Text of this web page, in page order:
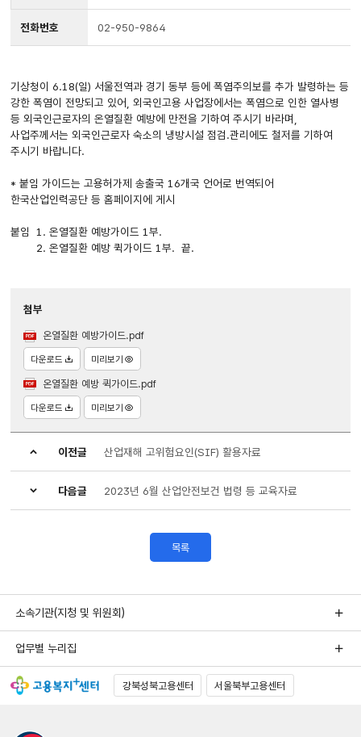
전화번호 02-950-9864
기상청이 6.18(일) 서울전역과 경기 동부 등에 폭염주의보를 추가 발령하는 등
강한 폭염이 전망되고 있어, 외국인고용 사업장에서는 폭염으로 인한 열사병
등 외국인근로자의 온열질환 예방에 만전을 기하여 주시기 바라며,
사업주께서는 외국인근로자 숙소의 냉방시설 점검.관리에도 철저를 기하여
주시기 바랍니다.
* 붙임 가이드는 고용허가제 송출국 16개국 언어로 번역되어
한국산업인력공단 등 홈페이지에 게시
붙임 1. 온열질환 예방가이드 1부.
2. 온열질환 예방 퀵가이드 1부. 끝.
첨부
온열질환 예방가이드.pdf
다운로드 미리보기
온열질환 예방 퀵가이드.pdf
다운로드 미리보기
이전글 산업재해 고위험요인(SIF) 활용자료
다음글 2023년 6월 산업안전보건 법령 등 교육자료
목록
소속기관(지청 및 위원회)
업무별 누리집
강북성북고용센터 서울북부고용센터